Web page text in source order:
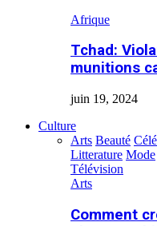
Afrique
Tchad:
munitions
juin 19, 2024
Culture
Arts Beauté
Litterature Mode
Télévision
Arts
Comment